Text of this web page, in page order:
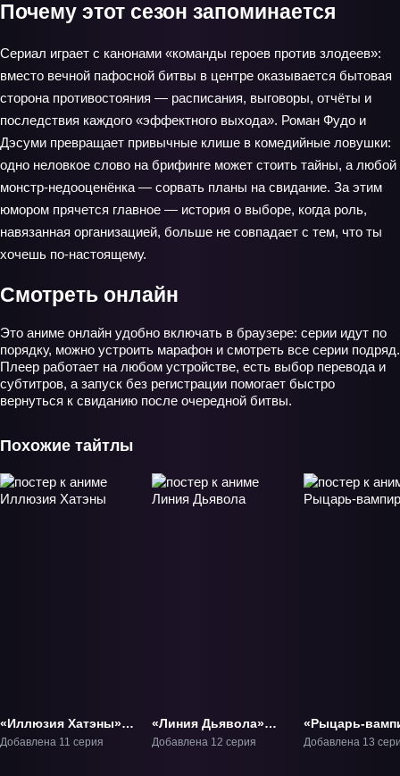
Почему этот сезон запоминается
Сериал играет с канонами «команды героев против злодеев»:
вместо вечной пафосной битвы в центре оказывается бытовая
сторона противостояния — расписания, выговоры, отчёты и
последствия каждого «эффектного выхода». Роман Фудо и
Дэсуми превращает привычные клише в комедийные ловушки:
одно неловкое слово на брифинге может стоить тайны, а любой
монстр‑недооценёнка — сорвать планы на свидание. За этим
юмором прячется главное — история о выборе, когда роль,
навязанная организацией, больше не совпадает с тем, что ты
хочешь по‑настоящему.
Смотреть онлайн
Это аниме онлайн удобно включать в браузере: серии идут по
порядку, можно устроить марафон и смотреть все серии подряд.
Плеер работает на любом устройстве, есть выбор перевода и
субтитров, а запуск без регистрации помогает быстро
вернуться к свиданию после очередной битвы.
Похожие тайтлы
«Иллюзия Хатэны»
ТВ-1
Добавлена 11 серия
«Линия Дьявола»
ТВ-1
Добавлена 12 серия
«Рыцарь-
ТВ-1
Добавлена 13